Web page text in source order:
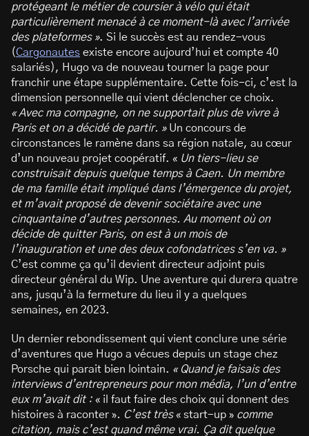
protégeant le métier de coursier à vélo qui était
particulièrement menacé à ce moment-là avec l’arrivée
des plateformes ». Si le succès est au rendez-vous
(Cargonautes existe encore aujourd’hui et compte 40
salariés), Hugo va de nouveau tourner la page pour
franchir une étape supplémentaire. Cette fois-ci, c’est la
dimension personnelle qui vient déclencher ce choix.
« Avec ma compagne, on ne supportait plus de vivre à
Paris et on a décidé de partir. »Un concours de
circonstances le ramène dans sa région natale, au cœur
d’un nouveau projet coopératif. « Un tiers-lieu se
construisait depuis quelque temps à Caen. Un membre
de ma famille était impliqué dans l’émergence du projet,
et m’avait proposé de devenir sociétaire avec une
cinquantaine d’autres personnes. Au moment où on
décide de quitter Paris, on est à un mois de
l’inauguration et une des deux cofondatrices s’en va. »
C’est comme ça qu’il devient directeur adjoint puis
directeur général du Wip. Une aventure qui durera quatre
ans, jusqu’à la fermeture du lieu il y a quelques
semaines, en 2023.
Un dernier rebondissement qui vient conclure une série
d’aventures que Hugo a vécues depuis un stage chez
Porsche qui parait bien lointain. « Quand je faisais des
interviews d’entrepreneurs pour mon média, l’un d’entre
eux m’avait dit : « il faut faire des choix qui donnent des
histoires à raconter ». C’est très« start-up » comme
citation, mais c’est quand même vrai. Ça dit quelque